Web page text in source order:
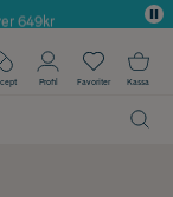
649kr
Profil Favoriter Kassa